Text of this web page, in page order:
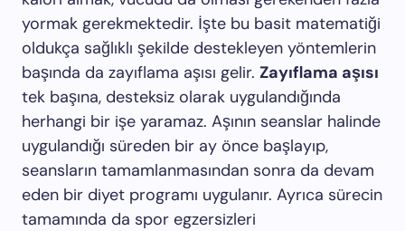
yormak gerekmektedir. İşte bu basit matematiği
oldukça sağlıklı şekilde destekleyen yöntemlerin
başında da zayıflama aşısı gelir. Zayıflama aşısı
tek başına, desteksiz olarak uygulandığında
herhangi bir işe yaramaz. Aşının seanslar halinde
uygulandığı süreden bir ay önce başlayıp,
seansların tamamlanmasından sonra da devam
eden bir diyet programı uygulanır. Ayrıca sürecin
tamamında da spor egzersizleri